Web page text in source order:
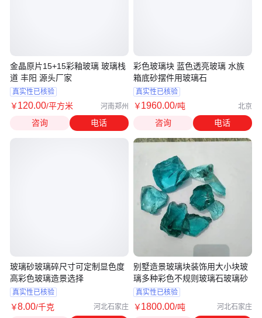
金晶原片15+15彩釉玻璃 玻璃栈
道 丰阳 源头厂家
真实性已核验
￥120.00/平方米 河南郑州
咨询 电话
玻璃砂玻璃碎尺寸可定制显色度
高彩色玻璃造景选择
真实性已核验
￥8.00/千克 河北石家庄
彩色玻璃块 蓝色透亮玻璃 水族
箱底砂摆件用玻璃石
真实性已核验
￥1960.00/吨 北京
咨询 电话
别墅造景玻璃块装饰用大小块玻
璃多种彩色不规则玻璃石玻璃砂
真实性已核验
￥1800.00/吨 河北石家庄